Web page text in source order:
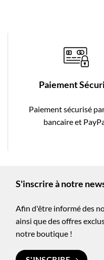
Paiement
Paiement sécurisé
bancaire et
S'inscrire à notre
Afin d'être informé des
ainsi que des offres
notre boutique !